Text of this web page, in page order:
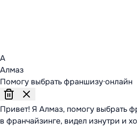
А
Алмаз
Помогу выбрать франшизу·онлайн
Привет! Я Алмаз, помогу выбрать
в франчайзинге, видел изнутри и